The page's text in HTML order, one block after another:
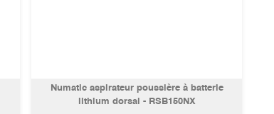
Numatic aspirateur poussière à batterie
lithium dorsal - RSB150NX